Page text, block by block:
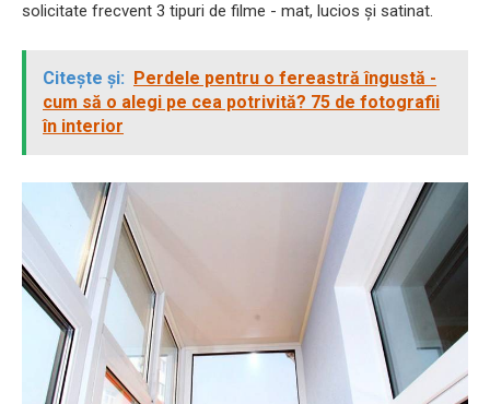
solicitate frecvent 3 tipuri de filme - mat, lucios și satinat.
Citește și: Perdele pentru o fereastră îngustă -
cum să o alegi pe cea potrivită? 75 de fotografii
în interior